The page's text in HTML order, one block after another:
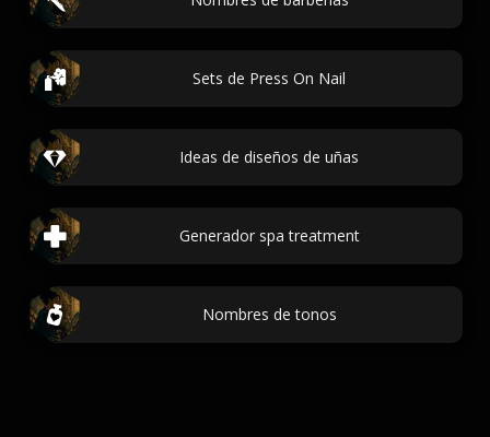
Sets de Press On Nail
Ideas de diseños de uñas
Generador spa treatment
Nombres de tonos